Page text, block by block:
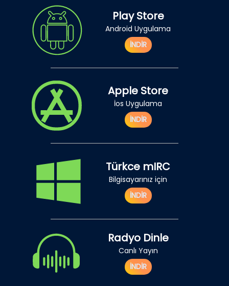
Play Store
Android Uygulama
İNDİR
Apple Store
İos Uygulama
İNDİR
Türkce mIRC
Bilgisayarınız için
İNDİR
Radyo Dinle
Canlı Yayın
İNDİR